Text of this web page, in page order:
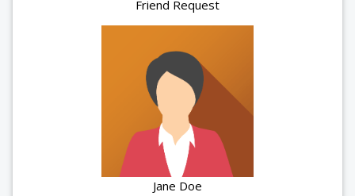
Friend Request
Jane Doe